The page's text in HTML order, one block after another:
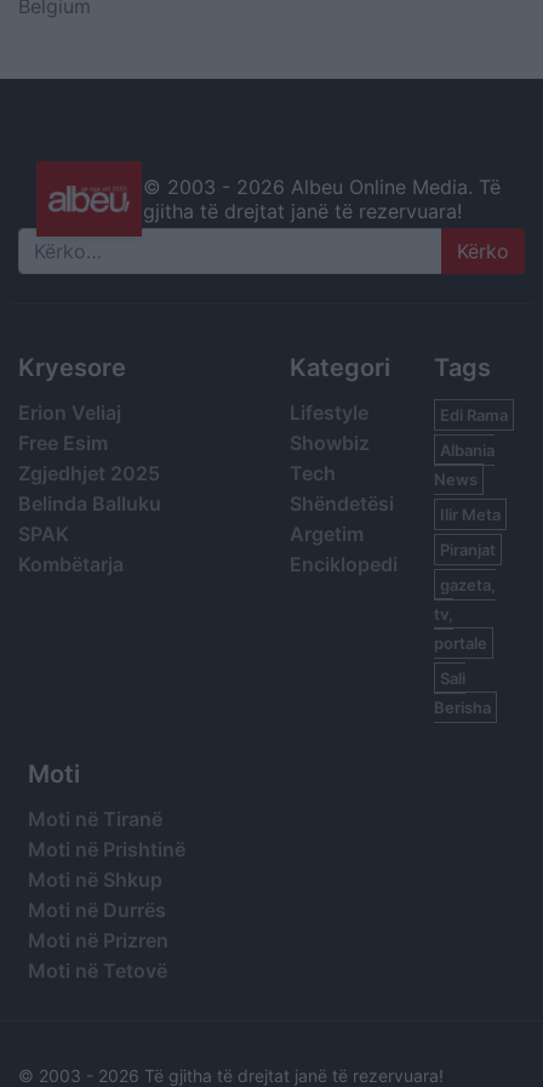
Belgium
© 2003 - 2026 Albeu Online Media. Të
gjitha të drejtat janë të rezervuara!
Search
Kryesore
Erion Veliaj
Free Esim
Zgjedhjet 2025
Belinda Balluku
SPAK
Kombëtarja
Kategori
Lifestyle
Showbiz
Tech
Shëndetësi
Argetim
Enciklopedi
Tags
Edi Rama
Albania
News
Ilir Meta
Piranjat
gazeta,
tv,
portale
Sali
Berisha
Moti
Moti në Tiranë
Moti në Prishtinë
Moti në Shkup
Moti në Durrës
Moti në Prizren
Moti në Tetovë
© 2003 - 2026 Të gjitha të drejtat janë të rezervuara!